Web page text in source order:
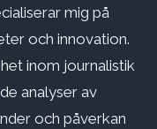
mig på
och innovation.
inom journalistik
analyser av
och påverkan